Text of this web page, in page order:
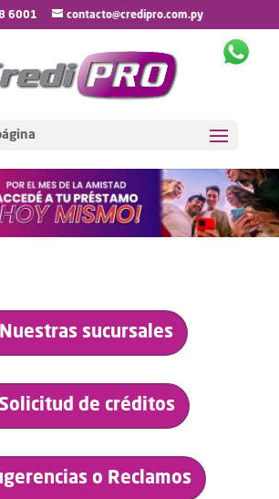
6001 contacto@credipro.com.py
Nuestras sucursales
de créditos
o Reclamos